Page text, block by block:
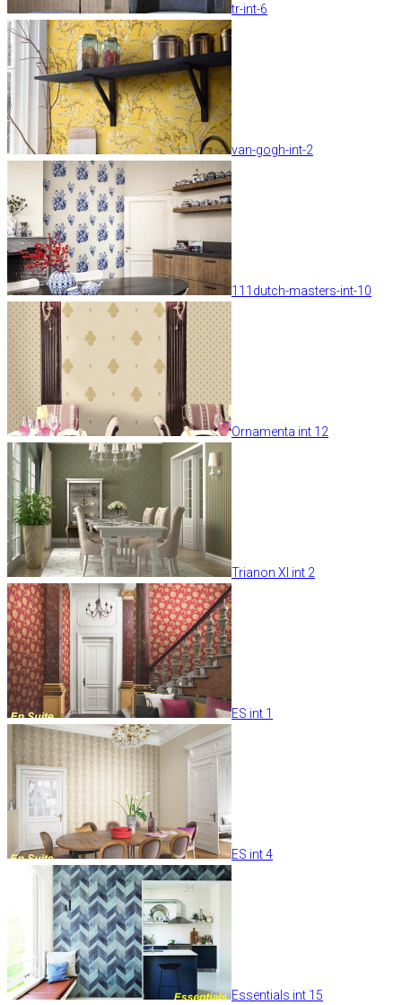
tr-int-6
van-gogh-int-2
111dutch-masters-int-10
Ornamenta int 12
Trianon XI int 2
ES int 1
ES int 4
Essentials int 15